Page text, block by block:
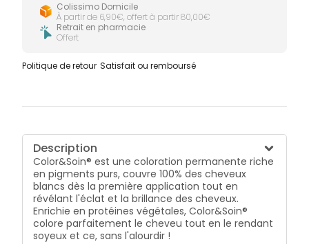
Colissimo Domicile
À partir de 6,90€, offert à partir 80,00€
Retrait en pharmacie
Offert
Politique de retour Satisfait ou remboursé
Description
Color&Soin® est une coloration permanente riche
en pigments purs, couvre 100% des cheveux
blancs dès la première application tout en
révélant l'éclat et la brillance des cheveux.
Enrichie en protéines végétales, Color&Soin®
colore parfaitement le cheveu tout en le rendant
soyeux et ce, sans l'alourdir !